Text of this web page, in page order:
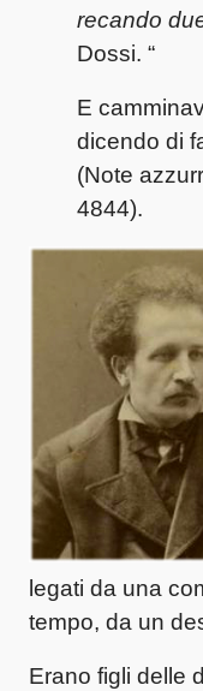
recando
Dossi. “
E
dicendo di
(Note
4844).
legati da una
tempo, da un
Erano figli delle